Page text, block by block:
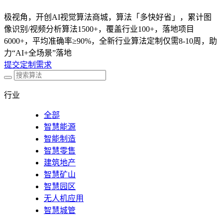
极视角，开创AI视觉算法商城，算法「多快好省」，累计图
像识别/视频分析算法1500+，覆盖行业100+，落地项目
6000+，平均准确率≥90%，全新行业算法定制仅需8-10周，助
力“AI+全场景”落地
提交定制需求
行业
全部
智慧能源
智能制造
智慧零售
建筑地产
智慧矿山
智慧园区
无人机应用
智慧城管